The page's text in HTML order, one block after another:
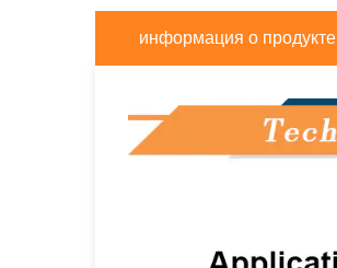
информация о продукте